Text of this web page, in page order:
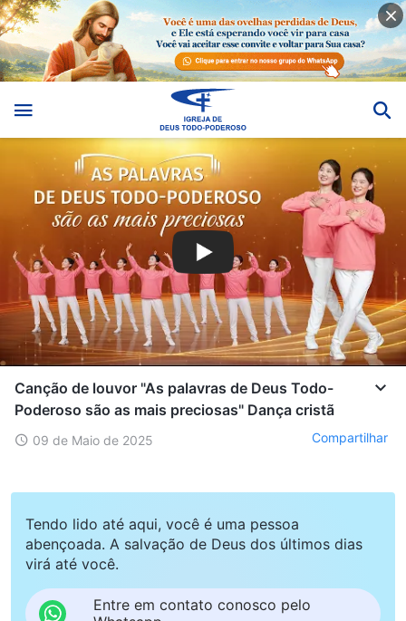
Canção de louvor "As palavras de Deus Todo-
Poderoso são as mais preciosas" Dança cristã
09 de Maio de 2025 Compartilhar
Tendo lido até aqui, você é uma pessoa
abençoada. A salvação de Deus dos últimos dias
virá até você.
Entre em contato conosco pelo